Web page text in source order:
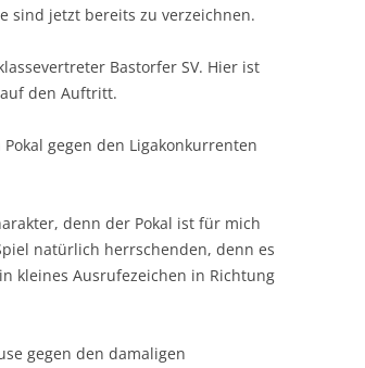
sind jetzt bereits zu verzeichnen.
Bastorfer SV. Hier ist
den Auftritt.
gegen den Ligakonkurrenten
denn der Pokal ist für mich
natürlich herrschenden, denn es
kleines Ausrufezeichen in Richtung
gegen den damaligen